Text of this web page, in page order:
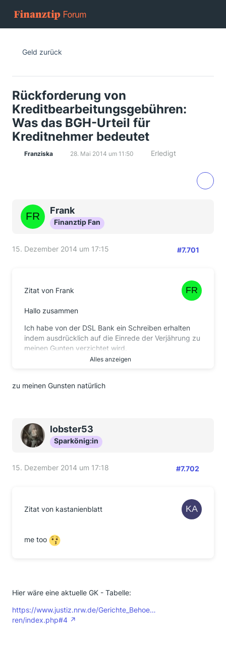
Geld zurück
Rückforderung von
Kreditbearbeitungsgebühren:
Was das BGH-Urteil für
Kreditnehmer bedeutet
Franziska 28. Mai 2014 um 11:50 Erledigt
Frank
Finanztip Fan
15. Dezember 2014 um 17:15 #7.701
Zitat von Frank
Hallo zusammen
Ich habe von der DSL Bank ein Schreiben erhalten
indem ausdrücklich auf die Einrede der Verjährung zu
meinen Gunten verzichtet wird.
Soweit ich es hier verstanden habe, ist das doch
Frank
Alles anzeigen
zu meinen Gunsten natürlich
lobster53
Sparkönig:in
15. Dezember 2014 um 17:18 #7.702
Zitat von kastanienblatt
me too
Hier wäre eine aktuelle GK - Tabelle:
https://www.justiz.nrw.de/Gerichte_Behoe…
ren/index.php#4